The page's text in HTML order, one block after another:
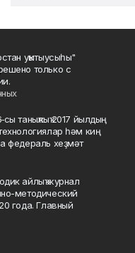
уҡытыусыһы"
только с
таныҡлыҡ 2017 йылдың
һәм киң
федераль хеҙмәт
айлыҡ журнал
методический
года. Главный